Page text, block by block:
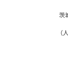
茨
（